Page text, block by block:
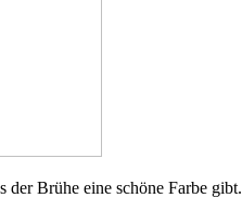
der Brühe eine schöne Farbe gibt.